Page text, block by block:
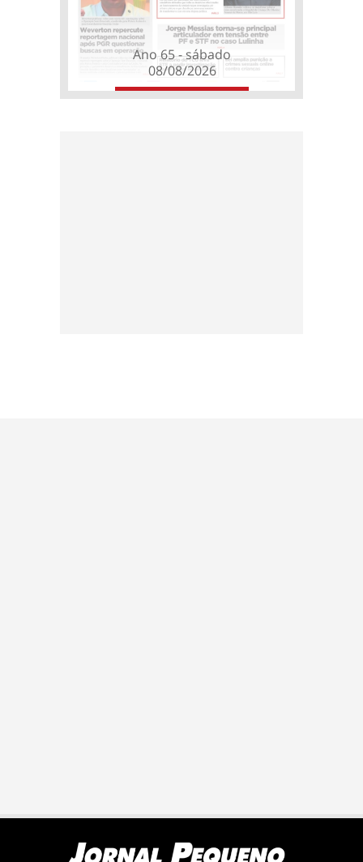
Ano 65 - sábado
08/08/2026